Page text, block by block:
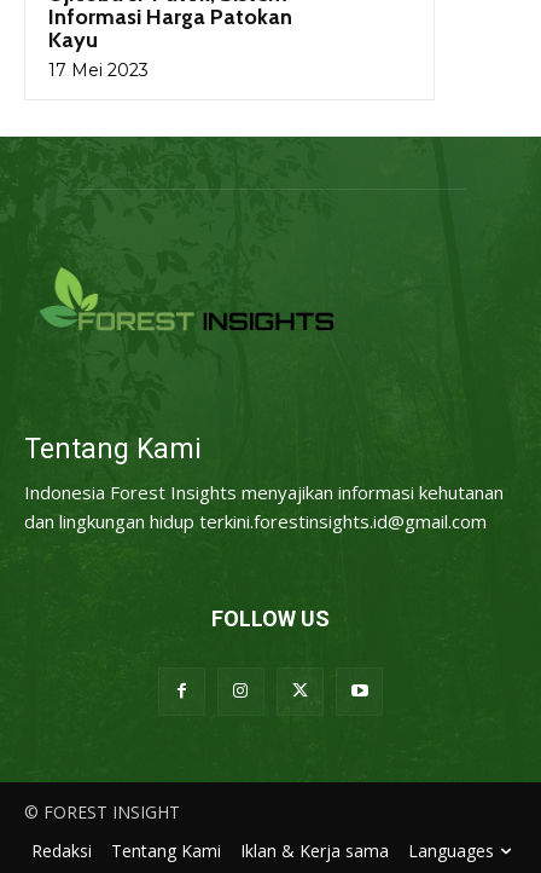
Informasi Harga Patokan
Kayu
17 Mei 2023
Tentang Kami
Indonesia Forest Insights menyajikan informasi kehutanan
dan lingkungan hidup terkini.forestinsights.id@gmail.com
FOLLOW US
© FOREST INSIGHT
Redaksi
Tentang Kami Iklan & Kerja sama Languages